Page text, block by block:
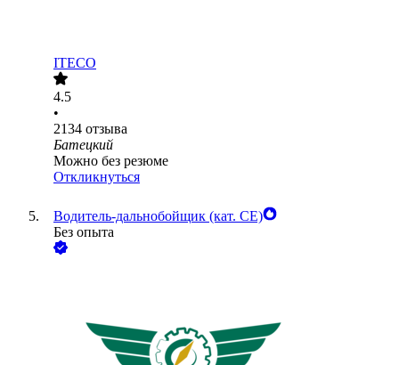
ITECO
4.5
•
2134 отзыва
Батецкий
Можно без резюме
Откликнуться
Водитель-дальнобойщик (кат. CE)
Без опыта